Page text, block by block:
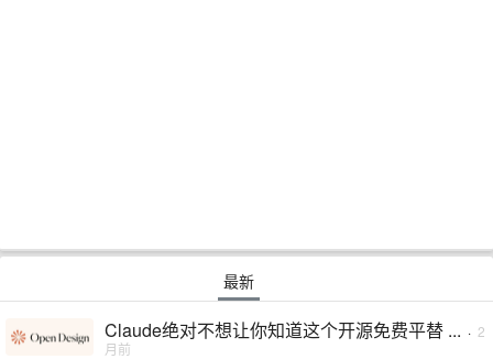
最新
Claude绝对不想让你知道这个开源免费平替 ... · 2
月前